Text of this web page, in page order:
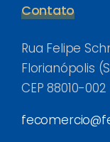
Contato
Rua Felipe
Florianópolis
CEP 88010-002